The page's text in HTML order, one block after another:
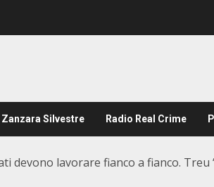
Zanzara Silvestre Radio Real Crime
devono lavorare fianco a fianco. Treu